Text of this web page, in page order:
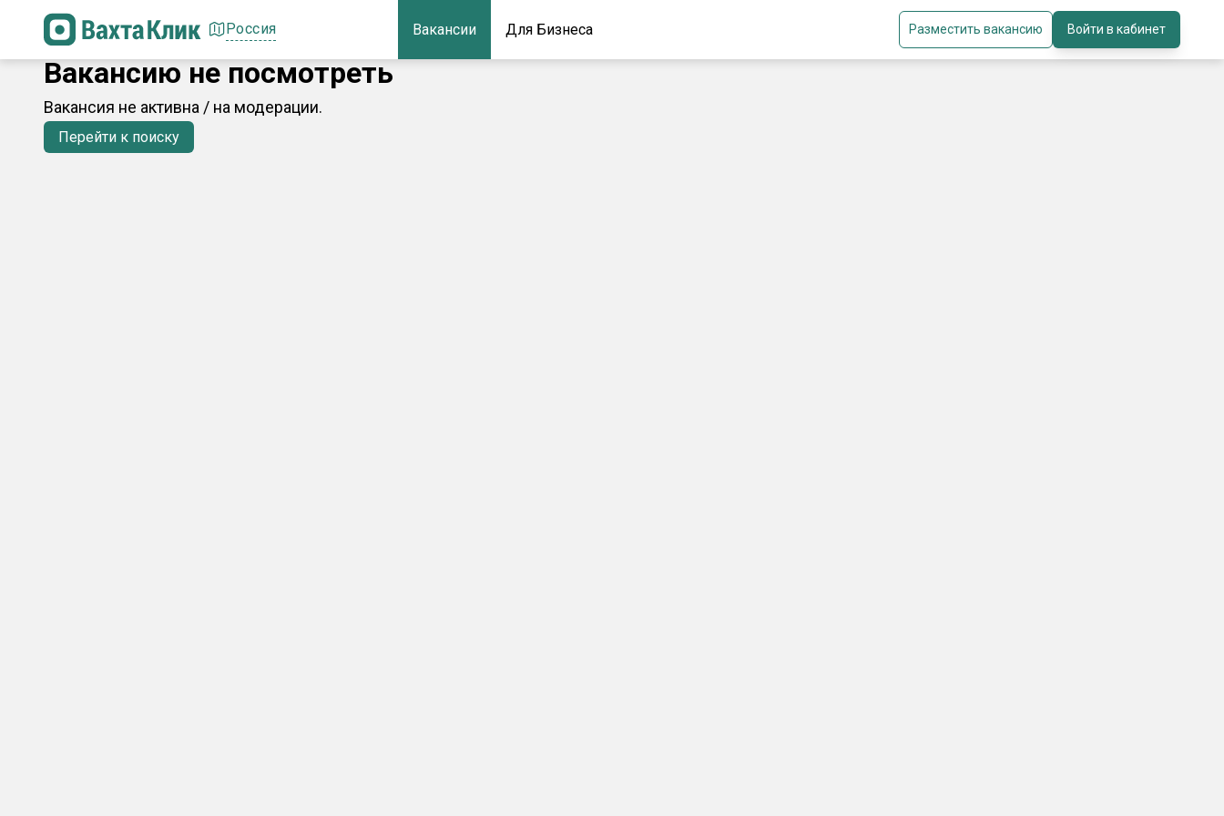
Россия Вакансии Для Бизнеса Разместить вакансию Войти в кабинет
Вакансию не посмотреть
Вакансия не активна / на модерации.
Перейти к поиску